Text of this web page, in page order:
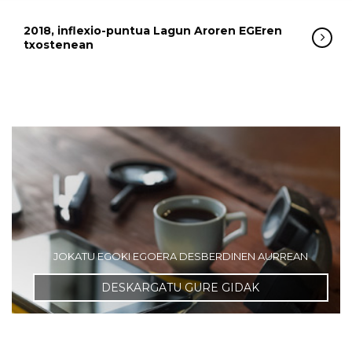
2018, inflexio-puntua Lagun Aroren EGEren
txostenean
JOKATU EGOKI EGOERA DESBERDINEN AURREAN
DESKARGATU GURE GIDAK